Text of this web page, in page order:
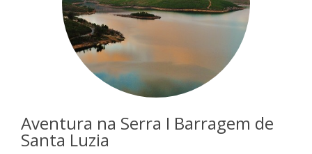
Aventura na Serra I Barragem de
Santa Luzia